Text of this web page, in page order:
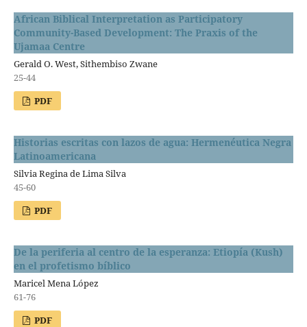
African Biblical Interpretation as Participatory
Community-Based Development: The Praxis of the
Ujamaa Centre
Gerald O. West, Sithembiso Zwane
25-44
PDF
Historias escritas con lazos de agua: Hermenéutica Negra
Latinoamericana
Silvia Regina de Lima Silva
45-60
PDF
De la periferia al centro de la esperanza: Etiopía (Kush)
en el profetismo bíblico
Maricel Mena López
61-76
PDF